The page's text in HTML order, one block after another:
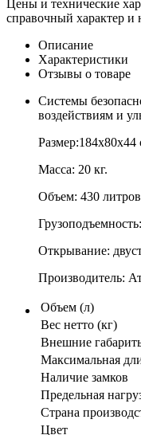
Цены и технические
справочный характер и
Описание
Характеристики
Отзывы о товаре
Системы
воздействиям и
Размер:184х80х44
Масса: 20 кг.
Объем: 430
Открывание:
Производитель:
Объем (л)
Вес нетто (кг)
Внешние
Максимальная
Наличие замков
Предельная
Страна
Цвет